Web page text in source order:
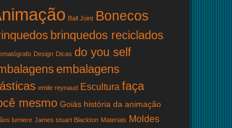
Ball Joint Bonecos
brinquedos reciclados
Design Dicas do you self
embalagens
emile reynaud Escultura faça
mesmo Goiás história da animação
lumiere James stuart Blackton Materiais Moldes